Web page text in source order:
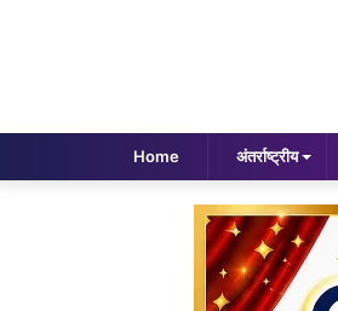
Home अंतर्राष्ट्रीय